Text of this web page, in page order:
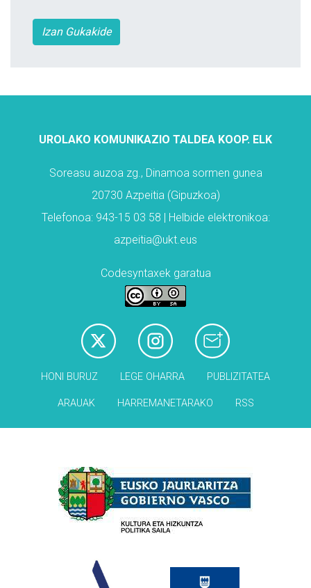
Izan Gukakide
UROLAKO KOMUNIKAZIO TALDEA KOOP. ELK
Soreasu auzoa zg., Dinamoa sormen gunea
20730 Azpeitia (Gipuzkoa)
Telefonoa: 943-15 03 58 | Helbide elektronikoa:
azpeitia@ukt.eus
Codesyntaxek garatua
HONI BURUZ LEGE OHARRA PUBLIZITATEA
ARAUAK HARREMANETARAKO RSS